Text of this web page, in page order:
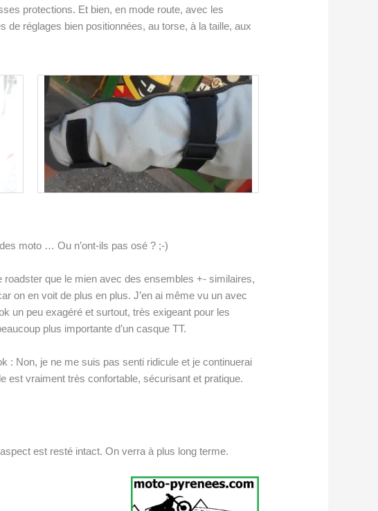
protections. Et bien, en mode route, avec les
de réglages bien positionnées, au torse, à la taille, aux
moto … Ou n’ont-ils pas osé ? ;-)
roadster que le mien avec des ensembles +- similaires,
on en voit de plus en plus. J’en ai même vu un avec
un peu exagéré et surtout, très exigeant pour les
plus importante d’un casque TT.
: Non, je ne me suis pas senti ridicule et je continuerai
est vraiment très confortable, sécurisant et pratique.
est resté intact. On verra à plus long terme.